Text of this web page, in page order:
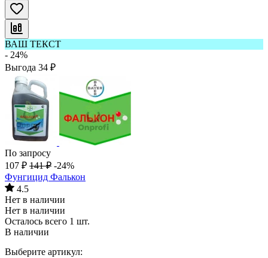
ВАШ ТЕКСТ
- 24%
Выгода 34 ₽
По запросу
107 ₽ 141 ₽ -24%
Фунгицид Фалькон
4.5
Нет в наличии
Нет в наличии
Осталось всего 1 шт.
В наличии
Выберите артикул: